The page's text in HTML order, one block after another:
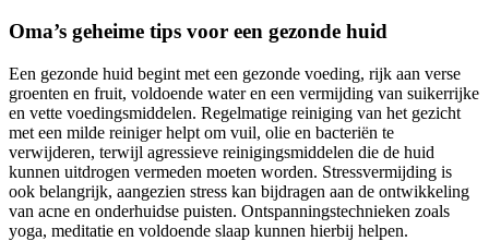
Oma’s geheime tips voor een gezonde huid
Een gezonde huid begint met een gezonde voeding, rijk aan verse
groenten en fruit, voldoende water en een vermijding van suikerrijke
en vette voedingsmiddelen. Regelmatige reiniging van het gezicht
met een milde reiniger helpt om vuil, olie en bacteriën te
verwijderen, terwijl agressieve reinigingsmiddelen die de huid
kunnen uitdrogen vermeden moeten worden. Stressvermijding is
ook belangrijk, aangezien stress kan bijdragen aan de ontwikkeling
van acne en onderhuidse puisten. Ontspanningstechnieken zoals
yoga, meditatie en voldoende slaap kunnen hierbij helpen.